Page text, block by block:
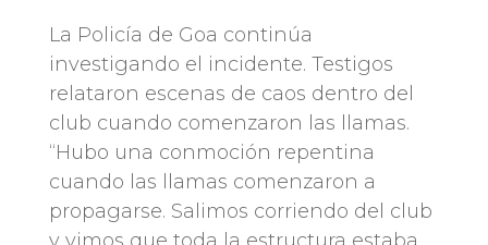
La Policía de Goa continúa
investigando el incidente. Testigos
relataron escenas de caos dentro del
club cuando comenzaron las llamas.
“Hubo una conmoción repentina
cuando las llamas comenzaron a
propagarse. Salimos corriendo del club